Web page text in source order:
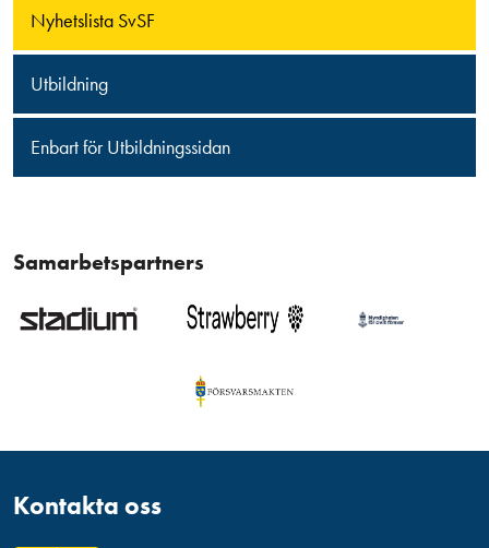
Nyhetslista SvSF
Utbildning
Enbart för Utbildningssidan
Samarbetspartners
Kontakta oss